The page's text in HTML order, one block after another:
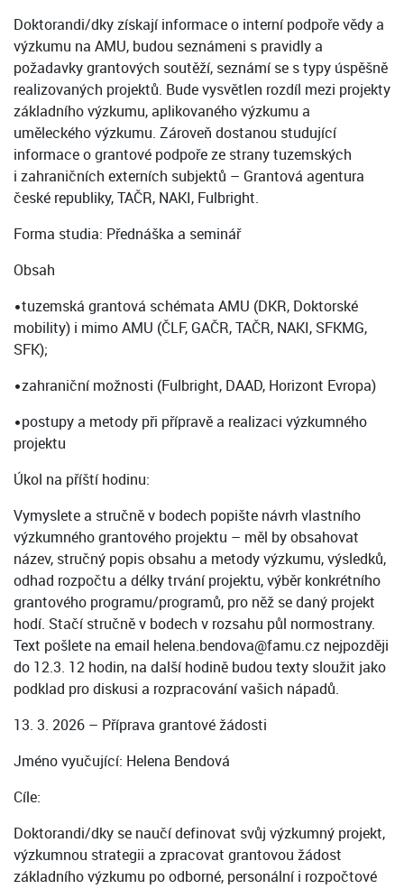
Doktorandi/dky získají informace o interní podpoře vědy a
výzkumu na AMU, budou seznámeni s pravidly a
požadavky grantových soutěží, seznámí se s typy úspěšně
realizovaných projektů. Bude vysvětlen rozdíl mezi projekty
základního výzkumu, aplikovaného výzkumu a
uměleckého výzkumu. Zároveň dostanou studující
informace o grantové podpoře ze strany tuzemských
i zahraničních externích subjektů – Grantová agentura
české republiky, TAČR, NAKI, Fulbright.
Forma studia: Přednáška a seminář
Obsah
•tuzemská grantová schémata AMU (DKR, Doktorské
mobility) i mimo AMU (ČLF, GAČR, TAČR, NAKI, SFKMG,
SFK);
•zahraniční možnosti (Fulbright, DAAD, Horizont Evropa)
•postupy a metody při přípravě a realizaci výzkumného
projektu
Úkol na příští hodinu:
Vymyslete a stručně v bodech popište návrh vlastního
výzkumného grantového projektu – měl by obsahovat
název, stručný popis obsahu a metody výzkumu, výsledků,
odhad rozpočtu a délky trvání projektu, výběr konkrétního
grantového programu/programů, pro něž se daný projekt
hodí. Stačí stručně v bodech v rozsahu půl normostrany.
Text pošlete na email helena.bendova@famu.cz nejpozději
do 12.3. 12 hodin, na další hodině budou texty sloužit jako
podklad pro diskusi a rozpracování vašich nápadů.
13. 3. 2026 – Příprava grantové žádosti
Jméno vyučující: Helena Bendová
Cíle:
Doktorandi/dky se naučí definovat svůj výzkumný projekt,
výzkumnou strategii a zpracovat grantovou žádost
základního výzkumu po odborné, personální i rozpočtové